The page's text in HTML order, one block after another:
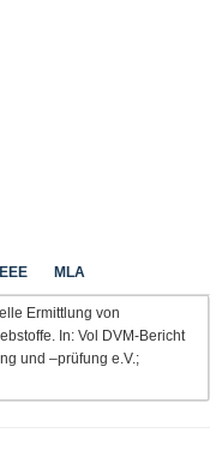
MLA
Ermittlung von
In: Vol DVM-Bericht
und –prüfung e.V.;